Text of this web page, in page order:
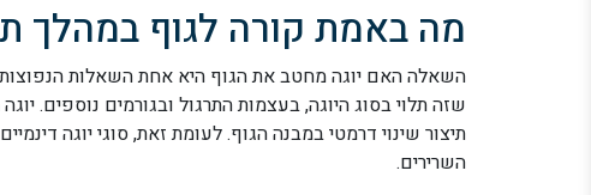
מה באמת קורה לגוף במהלך
השאלה האם יוגה מחטב את הגוף היא אחת השאלות
שזה תלוי בסוג היוגה, בעצמות התרגול ובגורמים נוספים.
תיצור שינוי דרמטי במבנה הגוף. לעומת זאת, סוגי יוגה
השרירים.